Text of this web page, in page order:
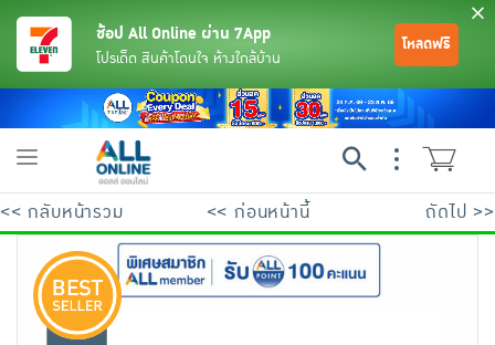
ช้อป All Online ผ่าน 7App
โปรเด็ด สินค้าโดนใจ ห้างใกล้บ้าน
โหลดฟรี
Toggle
<< กลับหน้ารวม << ก่อนหน้านี้ ถัดไป >>